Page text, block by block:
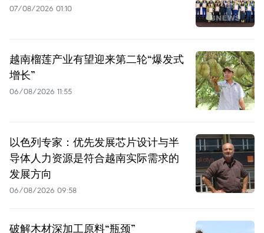
07/08/2026 01:10
越南榴莲产业有望迎来第二轮“爆发式
增长”
06/08/2026 11:55
以色列专家：优先发展芯片设计与半
导体人力资源是符合越南实际需求的
发展方向
06/08/2026 09:58
破解木材深加工原料“瓶颈”